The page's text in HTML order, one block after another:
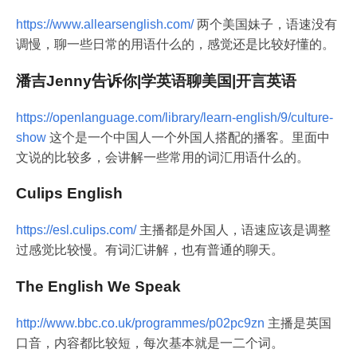
https://www.allearsenglish.com/两个美国妹子，语速没有
调慢，聊一些日常的用语什么的，感觉还是比较好懂的。
潘吉Jenny告诉你|学英语聊美国|开言英语
https://openlanguage.com/library/learn-english/9/culture-
show 这个是一个中国人一个外国人搭配的播客。里面中
文说的比较多，会讲解一些常用的词汇用语什么的。
Culips English
https://esl.culips.com/主播都是外国人，语速应该是调整
过感觉比较慢。有词汇讲解，也有普通的聊天。
The English We Speak
http://www.bbc.co.uk/programmes/p02pc9zn 主播是英国
口音，内容都比较短，每次基本就是一二个词。